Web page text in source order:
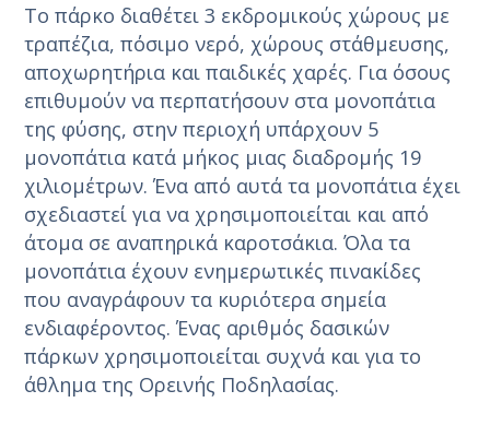
Το πάρκο διαθέτει 3 εκδρομικούς χώρους με
τραπέζια, πόσιμο νερό, χώρους στάθμευσης,
αποχωρητήρια και παιδικές χαρές. Για όσους
επιθυμούν να περπατήσουν στα μονοπάτια
της φύσης, στην περιοχή υπάρχουν 5
μονοπάτια κατά μήκος μιας διαδρομής 19
χιλιομέτρων. Ένα από αυτά τα μονοπάτια έχει
σχεδιαστεί για να χρησιμοποιείται και από
άτομα σε αναπηρικά καροτσάκια. Όλα τα
μονοπάτια έχουν ενημερωτικές πινακίδες
που αναγράφουν τα κυριότερα σημεία
ενδιαφέροντος. Ένας αριθμός δασικών
πάρκων χρησιμοποιείται συχνά και για το
άθλημα της Ορεινής Ποδηλασίας.